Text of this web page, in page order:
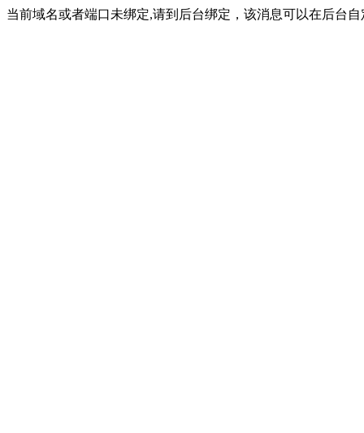
当前域名或者端口未绑定,请到后台绑定，该消息可以在后台自